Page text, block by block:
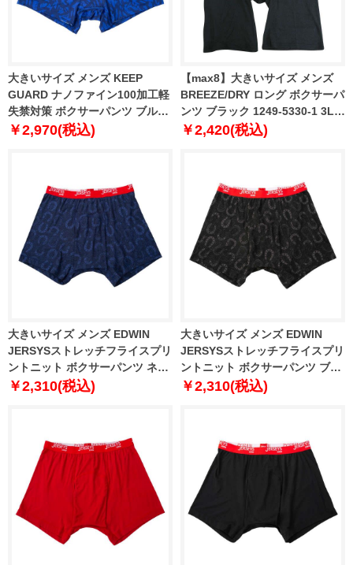
大きいサイズ メンズ KEEP
GUARD ナノファイン100加工軽
失禁対策 ボクサーパンツ ブルー
変形ハート 1249-6210-4 4L 5L
￥2,970(税込)
【max8】大きいサイズ メンズ
BREEZE/DRY ロング ボクサーパ
ンツ ブラック 1249-5330-1 3L
4L 5L 6L 7L 8L
￥2,420(税込)
大きいサイズ メンズ EDWIN
JERSYSストレッチフライスプリ
ントニット ボクサーパンツ ネイ
ビー 1249-6201-1 3L 4L 5L 6L
￥2,310(税込)
大きいサイズ メンズ EDWIN
JERSYSストレッチフライスプリ
ントニット ボクサーパンツ ブラ
ック 1249-6201-2 3L 4L 5L 6L
￥2,310(税込)